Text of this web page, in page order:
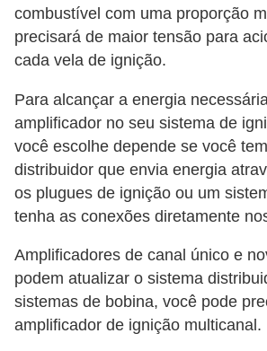
combustível com uma proporção
precisará de maior tensão para
cada vela de ignição.
Para alcançar a energia
amplificador no seu sistema de
você escolhe depende se você
distribuidor que envia energia
os plugues de ignição ou um
tenha as conexões diretamente
Amplificadores de canal único e
podem atualizar o sistema
sistemas de bobina, você pode
amplificador de ignição multicanal.
e
r
N
o
t
í
c
i
a
s
s